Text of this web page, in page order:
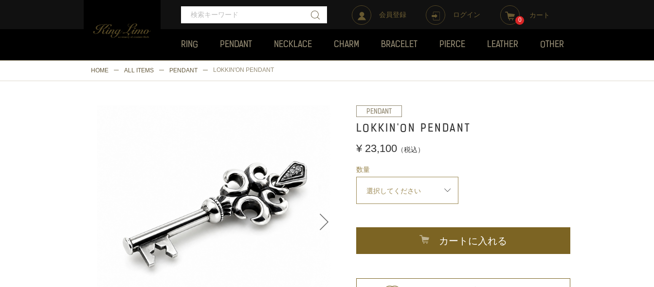
0
カート
会員登録 ログイン
RING PENDANT NECKLACE CHARM BRACELET PIERCE LEATHER OTHER
HOME ALL ITEMS PENDANT LOKKIN'ON PENDANT
PENDANT
LOKKIN'ON PENDANT
¥ 23,100 （税込）
数量
カートに入れる